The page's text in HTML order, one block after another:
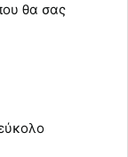
θα σας